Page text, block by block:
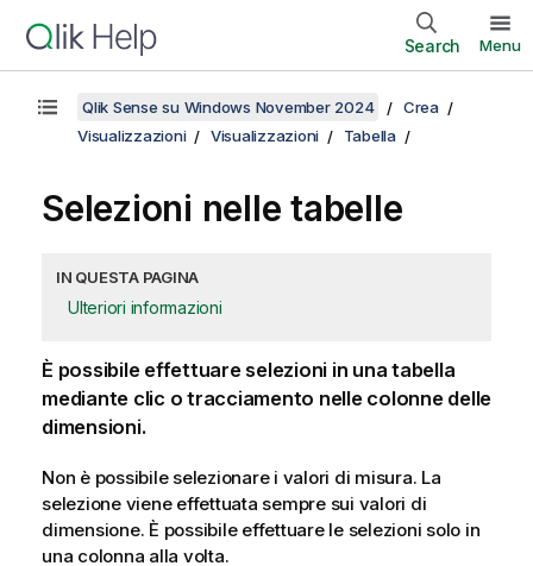
Search Menu
Qlik Sense su Windows November 2024
Crea
Visualizzazioni
Visualizzazioni Tabella
Selezioni nelle tabelle
IN QUESTA PAGINA
Ulteriori informazioni
È possibile effettuare selezioni in una tabella
mediante clic o tracciamento nelle colonne delle
dimensioni.
Non è possibile selezionare i valori di misura. La
selezione viene effettuata sempre sui valori di
dimensione. È possibile effettuare le selezioni solo in
una colonna alla volta.